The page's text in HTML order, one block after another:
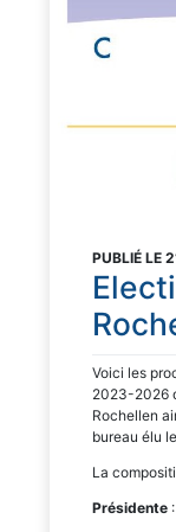
PUBLIÉ LE
Voici les
2023-2026
Rochellen
bureau élu
La
Présidente